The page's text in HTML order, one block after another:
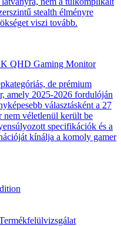
stealth élményre
viszi tovább.
QHD Gaming Monitor
de prémium
amely 2025-2026 fordulóján
választásként a 27
nem véletlenül került be
specifikációk és a
kínálja a komoly gamer